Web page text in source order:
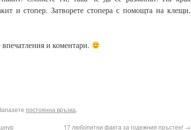
и стопер. Затворете стопера с помощта на клещи,
и коментари.
постоянна връзка.
17 любопитни факта за годежния пръстен! →